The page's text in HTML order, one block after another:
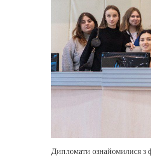
Дипломати ознайомилися з